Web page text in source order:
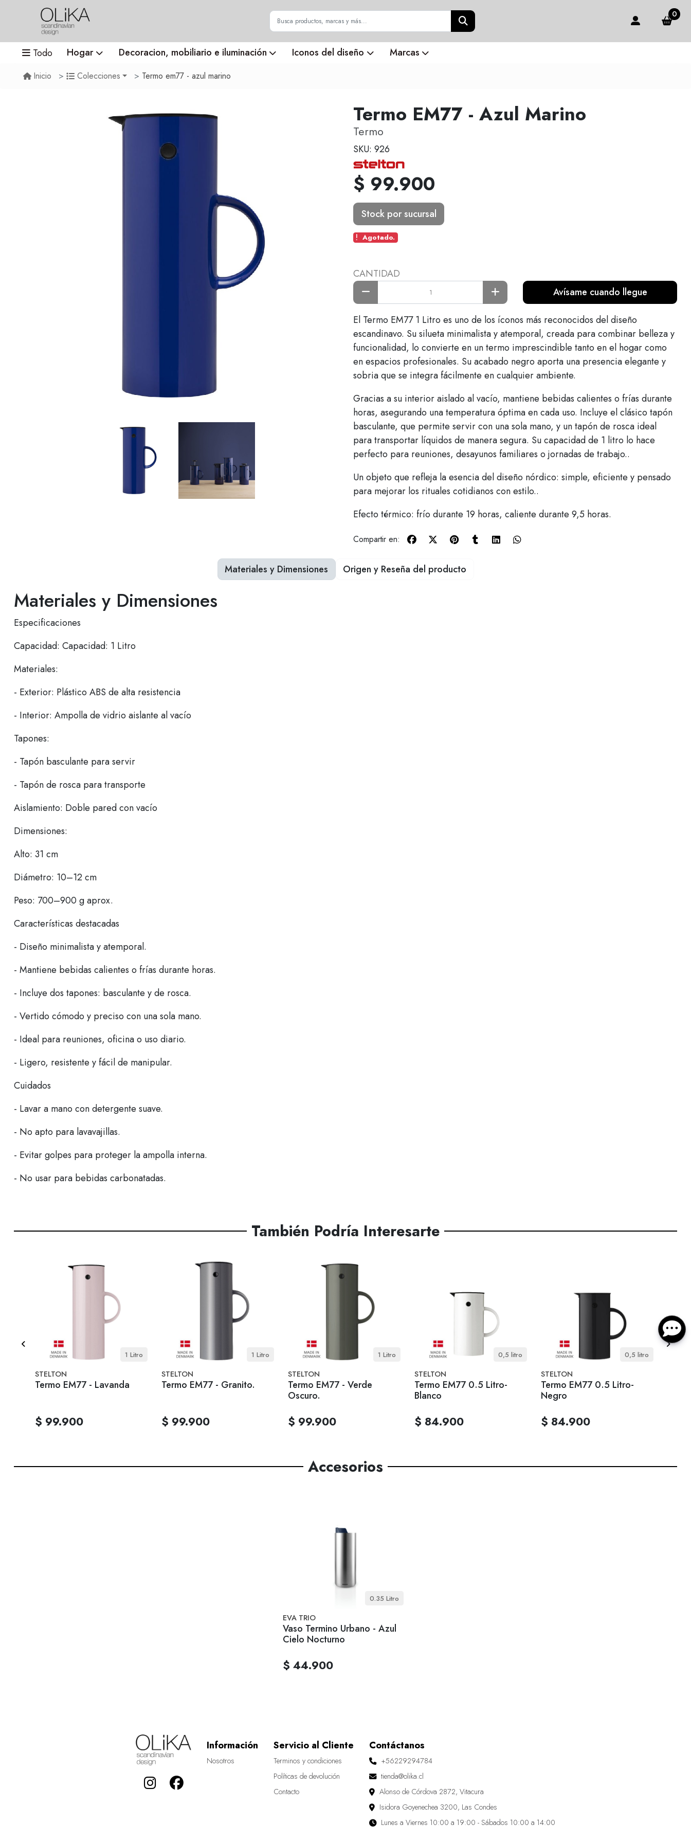
0
Todo Hogar Decoracion, mobiliario e iluminación Iconos del diseño Marcas
Inicio Colecciones Termo em77 - azul marino
Termo EM77 - Azul Marino
Termo
SKU: 926
$ 99.900
Stock por sucursal
Agotado.
CANTIDAD
Avísame cuando llegue
El Termo EM77 1 Litro es uno de los íconos más reconocidos del diseño
escandinavo. Su silueta minimalista y atemporal, creada para combinar belleza y
funcionalidad, lo convierte en un termo imprescindible tanto en el hogar como
en espacios profesionales. Su acabado negro aporta una presencia elegante y
sobria que se integra fácilmente en cualquier ambiente.
Gracias a su interior aislado al vacío, mantiene bebidas calientes o frías durante
horas, asegurando una temperatura óptima en cada uso. Incluye el clásico tapón
basculante, que permite servir con una sola mano, y un tapón de rosca ideal
para transportar líquidos de manera segura. Su capacidad de 1 litro lo hace
perfecto para reuniones, desayunos familiares o jornadas de trabajo..
Un objeto que refleja la esencia del diseño nórdico: simple, eficiente y pensado
para mejorar los rituales cotidianos con estilo..
Efecto térmico: frío durante 19 horas, caliente durante 9,5 horas.
Compartir en:
Materiales y Dimensiones
Especificaciones
Capacidad: Capacidad: 1 Litro
Materiales:
- Exterior: Plástico ABS de alta resistencia
- Interior: Ampolla de vidrio aislante al vacío
Tapones:
- Tapón basculante para servir
- Tapón de rosca para transporte
Aislamiento: Doble pared con vacío
Dimensiones:
Alto: 31 cm
Diámetro: 10–12 cm
Peso: 700–900 g aprox.
Características destacadas
- Diseño minimalista y atemporal.
- Mantiene bebidas calientes o frías durante horas.
- Incluye dos tapones: basculante y de rosca.
- Vertido cómodo y preciso con una sola mano.
- Ideal para reuniones, oficina o uso diario.
- Ligero, resistente y fácil de manipular.
Cuidados
- Lavar a mano con detergente suave.
- No apto para lavavajillas.
- Evitar golpes para proteger la ampolla interna.
- No usar para bebidas carbonatadas.
Materiales y Dimensiones Origen y Reseña del producto
También Podría Interesarte
1 Litro
STELTON
Termo EM77 - Lavanda
$ 99.900
1 Litro
STELTON
Termo EM77 - Granito.
$ 99.900
1 Litro
STELTON
Termo EM77 - Verde
Oscuro.
$ 99.900
0,5 litro
STELTON
Termo EM77 0.5 Litro-
Blanco
$ 84.900
0,5 litro
STELTON
Termo EM77 0.5 Litro-
Negro
$ 84.900
Accesorios
0.35 Litro
EVA TRIO
Vaso Termino Urbano - Azul
Cielo Nocturno
$ 44.900
Información
Nosotros
Servicio al Cliente
Terminos y condiciones
Políticas de devolución
Contacto
Contáctanos
+56229294784
tienda@olika.cl
Alonso de Córdova 2872, Vitacura
Isidora Goyenechea 3200, Las Condes
Lunes a Viernes 10:00 a 19:00 - Sábados 10:00 a 14:00